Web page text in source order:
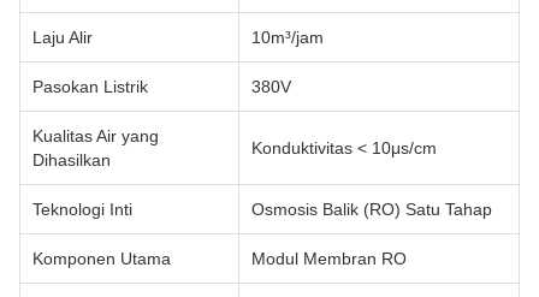
Laju Alir 10m³/jam
Pasokan Listrik 380V
Kualitas Air yang
Dihasilkan
Konduktivitas < 10μs/cm
Teknologi Inti Osmosis Balik (RO) Satu Tahap
Komponen Utama Modul Membran RO